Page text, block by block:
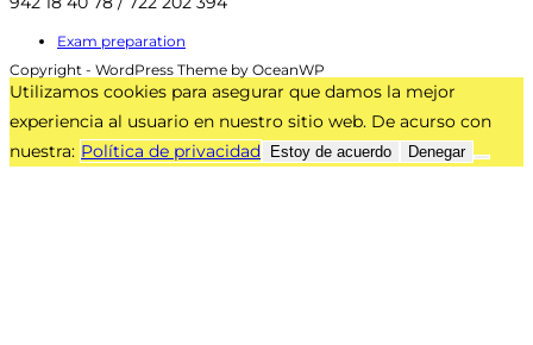
Exam preparation
Copyright - WordPress Theme by OceanWP
Utilizamos cookies para asegurar que damos la mejor
experiencia al usuario en nuestro sitio web. De acurso con
nuestra: Política de privacidad Estoy de acuerdo Denegar